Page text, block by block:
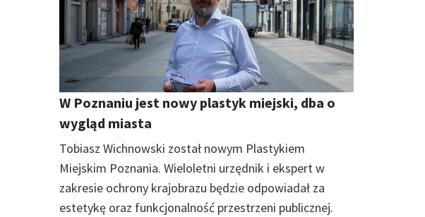
W Poznaniu jest nowy plastyk miejski, dba o
wygląd miasta
Tobiasz Wichnowski został nowym Plastykiem
Miejskim Poznania. Wieloletni urzędnik i ekspert w
zakresie ochrony krajobrazu będzie odpowiadał za
estetykę oraz funkcjonalność przestrzeni publicznej.